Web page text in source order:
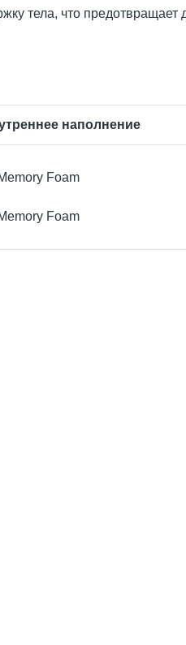
тела, что
наполнение
Foam
Foam